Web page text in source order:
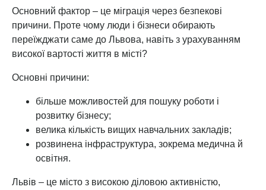
Основний фактор – це міграція через безпекові
причини. Проте чому люди і бізнеси обирають
переїжджати саме до Львова, навіть з урахуванням
високої вартості життя в місті?
Основні причини:
більше можливостей для пошуку роботи і
розвитку бізнесу;
велика кількість вищих навчальних закладів;
розвинена інфраструктура, зокрема медична й
освітня.
Львів – це місто з високою діловою активністю,